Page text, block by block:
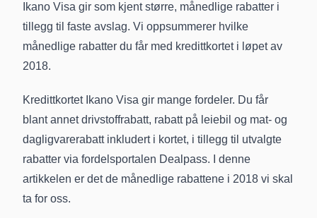
Ikano Visa gir som kjent større, månedlige rabatter i
tillegg til faste avslag. Vi oppsummerer hvilke
månedlige rabatter du får med kredittkortet i løpet av
2018.
Kredittkortet Ikano Visa gir mange fordeler. Du får
blant annet drivstoffrabatt, rabatt på leiebil og mat- og
dagligvarerabatt inkludert i kortet, i tillegg til utvalgte
rabatter via fordelsportalen Dealpass. I denne
artikkelen er det de månedlige rabattene i 2018 vi skal
ta for oss.